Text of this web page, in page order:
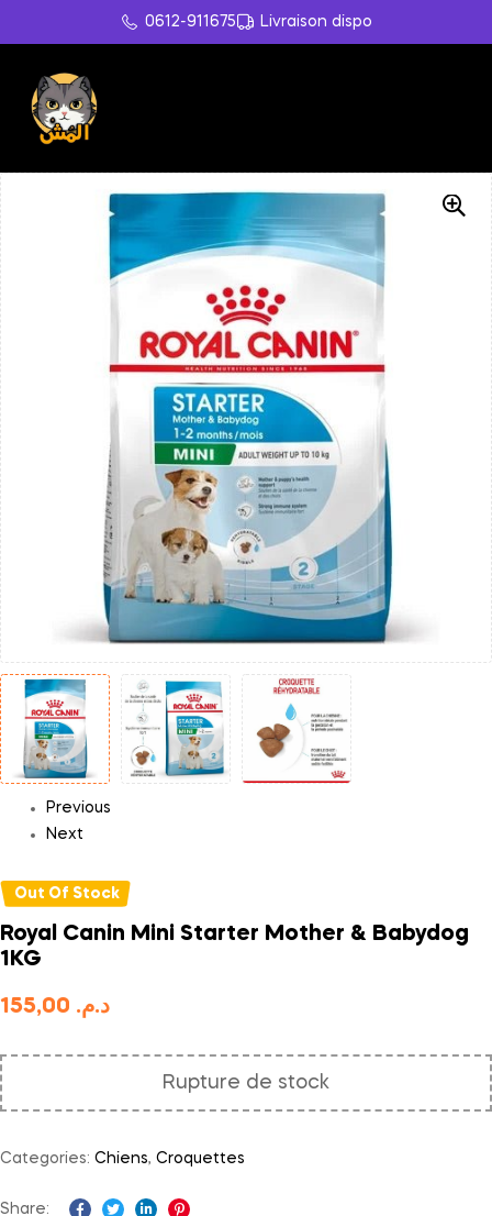
0612-911675 Livraison dispo
Previous
Next
Out Of Stock
Royal Canin Mini Starter Mother & Babydog
1KG
د.م.
Rupture de stock
Categories: Chiens, Croquettes
Share: